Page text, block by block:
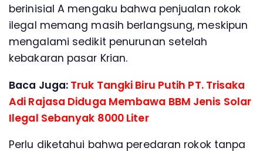
berinisial A mengaku bahwa penjualan rokok
ilegal memang masih berlangsung, meskipun
mengalami sedikit penurunan setelah
kebakaran pasar Krian.
Baca Juga: Truk Tangki Biru Putih PT. Trisaka
Adi Rajasa Diduga Membawa BBM Jenis Solar
Ilegal Sebanyak 8000 Liter
Perlu diketahui bahwa peredaran rokok tanpa